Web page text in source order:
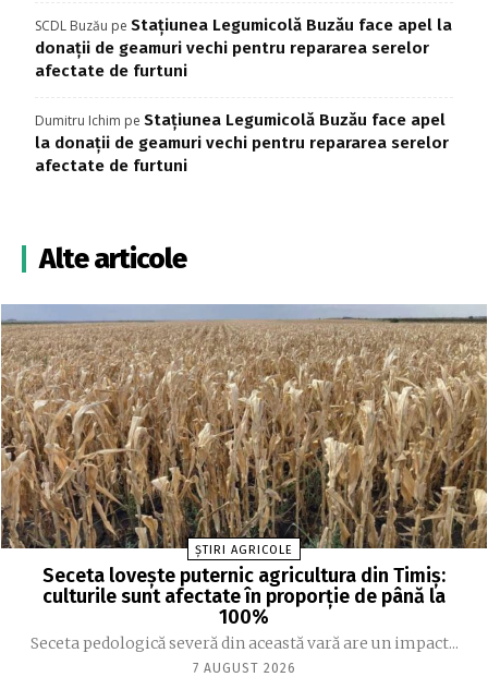
SCDL Buzău pe Stațiunea Legumicolă Buzău face apel la
donații de geamuri vechi pentru repararea serelor
afectate de furtuni
Dumitru Ichim pe Stațiunea Legumicolă Buzău face apel
la donații de geamuri vechi pentru repararea serelor
afectate de furtuni
Alte articole
ȘTIRI AGRICOLE
Seceta lovește puternic agricultura din Timiș:
culturile sunt afectate în proporție de până la
100%
Seceta pedologică severă din această vară are un impact...
7 AUGUST 2026